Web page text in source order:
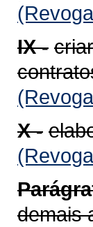
IX -
X -
demais